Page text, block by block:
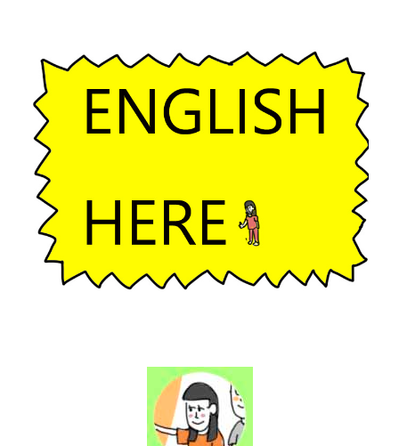
シ
ョ
ン